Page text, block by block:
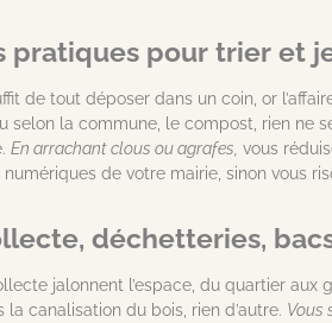
pratiques pour trier et
de tout déposer dans un coin, or
selon la commune, le compost, rien ne
En arrachant clous ou agrafes, vous
numériques de votre mairie, sinon vous
déchetteries,
jalonnent l’espace, du quartier aux
canalisation du bois, rien d’autre. Vous